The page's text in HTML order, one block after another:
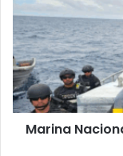
histórico
cargamento
de
cocaína
Marina